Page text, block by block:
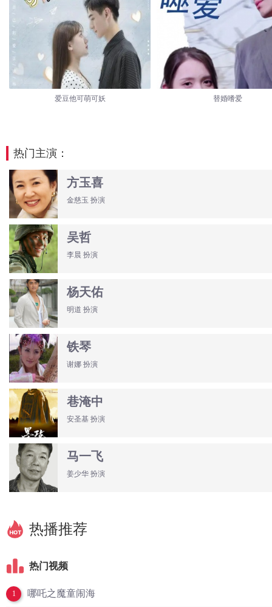
爱豆他可萌可妖 替婚嗜爱
热门主演：
方玉喜
金慈玉 扮演
吴哲
李晨 扮演
杨天佑
明道 扮演
铁琴
谢娜 扮演
巷淹中
安圣基 扮演
马一飞
姜少华 扮演
热播推荐
热门视频
1 哪吒之魔童闹海